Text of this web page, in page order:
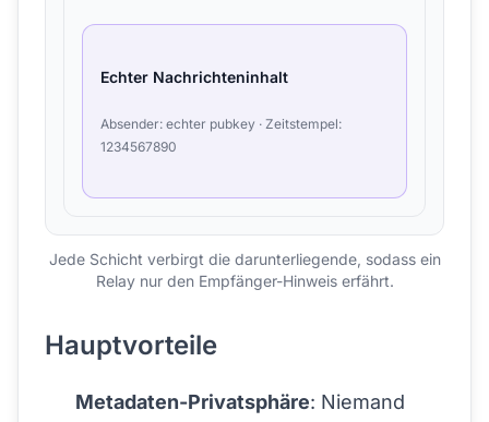
Echter Nachrichteninhalt
Absender: echter pubkey · Zeitstempel:
1234567890
Jede Schicht verbirgt die darunterliegende, sodass ein
Relay nur den Empfänger-Hinweis erfährt.
Hauptvorteile
Metadaten-Privatsphäre: Niemand